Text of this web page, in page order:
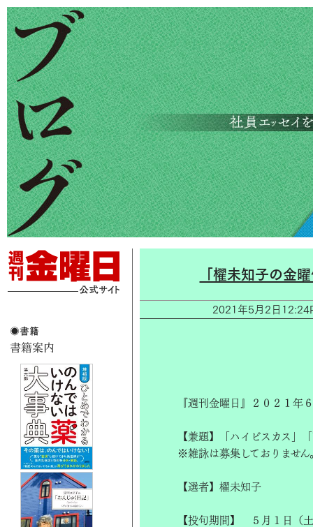
「櫂未知子の金
2021年5月2日
『週刊金曜日』２０２１年
【兼題】「ハイビスカス」
※雑詠は募集しておりません
【選者】櫂未知子
【投句期間】 ５月１日（